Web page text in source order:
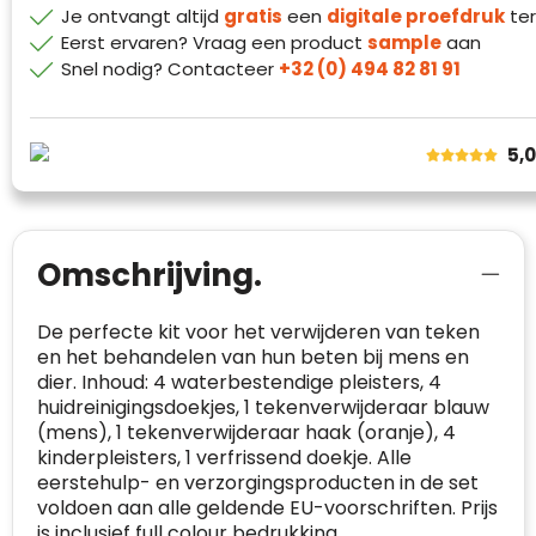
Je ontvangt altijd gratis een digitale proefdrukter
Eerst ervaren? Vraag een product sampleaan
Snel nodig? Contacteer +32 (0) 494 82 81 91
Omschrijving.
De perfecte kit voor het verwijderen van teken
en het behandelen van hun beten bij mens en
dier. Inhoud: 4 waterbestendige pleisters, 4
huidreinigingsdoekjes, 1 tekenverwijderaar blauw
(mens), 1 tekenverwijderaar haak (oranje), 4
kinderpleisters, 1 verfrissend doekje. Alle
eerstehulp- en verzorgingsproducten in de set
voldoen aan alle geldende EU-voorschriften. Prijs
Klantenbeoordelingen laten zien hoe een
website in het algemeen aan de behoeften
van klanten voldoet.
beoordelingsplatforms om
plaats.
Alleen beoordelingen die voldoen aan de
richtlijnen van Trustindex en waarvan
bewezen is dat ze spamvrij zijn worden door
meegeteld in de scores.
klanttevredenheid op basis van
beoordelingen. Minder dan 1% van de
ondervraagde klanten meldde een
probleem.
website en de bedrijfsgegevens
onafhankelijk geverifieerd.
CONTACTGEGEVENS
Telefoonnummer:+32 479 88 00 36 Geverifieerd
E-
mia@linkkado.be Geverifieerd
Trustindex controleert websites voortdurend
op veiligheidsproblemen.
Safe Browsing:geen probleem
gedetecteerd